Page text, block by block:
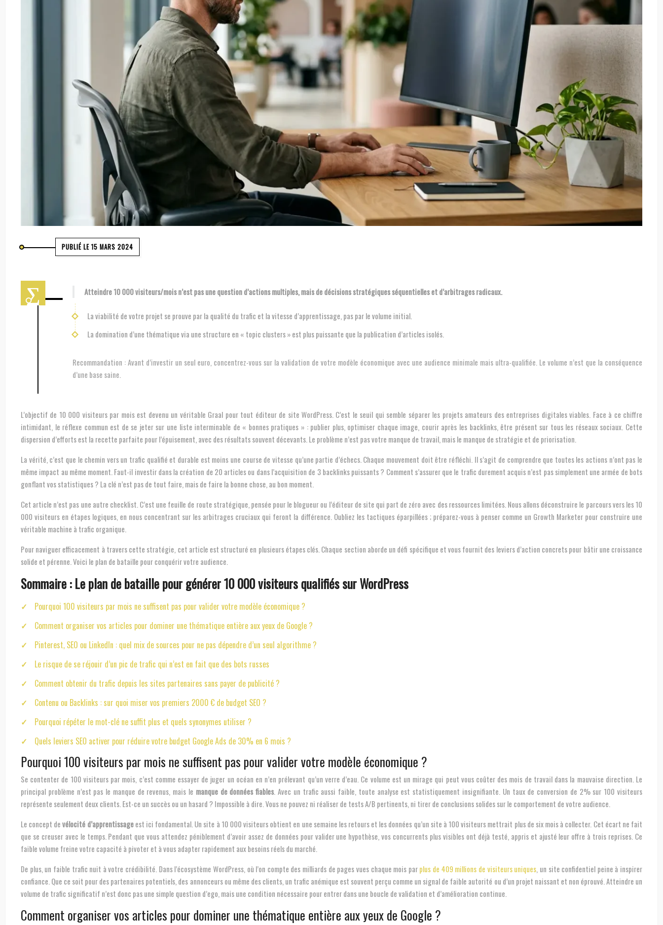
PUBLIÉ LE 15 MARS 2024
Atteindre 10 000 visiteurs/mois n’est pas une question d’actions multiples, mais de décisions stratégiques séquentielles et d’arbitrages radicaux.
La viabilité de votre projet se prouve par la qualité du trafic et la vitesse d’apprentissage, pas par le volume initial.
La domination d’une thématique via une structure en « topic clusters » est plus puissante que la publication d’articles isolés.
Recommandation :Avant d’investir un seul euro, concentrez-vous sur la validation de votre modèle économique avec une audience minimale mais ultra-qualifiée. Le volume n’est que la conséquence
d’une base saine.
L’objectif de 10 000 visiteurs par mois est devenu un véritable Graal pour tout éditeur de site WordPress. C’est le seuil qui semble séparer les projets amateurs des entreprises digitales viables. Face à ce chiffre
intimidant, le réflexe commun est de se jeter sur une liste interminable de « bonnes pratiques » : publier plus, optimiser chaque image, courir après les backlinks, être présent sur tous les réseaux sociaux. Cette
dispersion d’efforts est la recette parfaite pour l’épuisement, avec des résultats souvent décevants. Le problème n’est pas votre manque de travail, mais le manque de stratégie et de priorisation.
La vérité, c’est que le chemin vers un trafic qualifié et durable est moins une course de vitesse qu’une partie d’échecs. Chaque mouvement doit être réfléchi. Il s’agit de comprendre que toutes les actions n’ont pas le
même impact au même moment. Faut-il investir dans la création de 20 articles ou dans l’acquisition de 3 backlinks puissants ? Comment s’assurer que le trafic durement acquis n’est pas simplement une armée de bots
gonflant vos statistiques ? La clé n’est pas de tout faire, mais de faire la bonne chose, au bon moment.
Cet article n’est pas une autre checklist. C’est une feuille de route stratégique, pensée pour le blogueur ou l’éditeur de site qui part de zéro avec des ressources limitées. Nous allons déconstruire le parcours vers les 10
000 visiteurs en étapes logiques, en nous concentrant sur les arbitrages cruciaux qui feront la différence. Oubliez les tactiques éparpillées ; préparez-vous à penser comme un Growth Marketer pour construire une
véritable machine à trafic organique.
Pour naviguer efficacement à travers cette stratégie, cet article est structuré en plusieurs étapes clés. Chaque section aborde un défi spécifique et vous fournit des leviers d’action concrets pour bâtir une croissance
solide et pérenne. Voici le plan de bataille pour conquérir votre audience.
Sommaire : Le plan de bataille pour générer 10 000 visiteurs qualifiés sur WordPress
Pourquoi 100 visiteurs par mois ne suffisent pas pour valider votre modèle économique ?
Comment organiser vos articles pour dominer une thématique entière aux yeux de Google ?
Pinterest, SEO ou LinkedIn : quel mix de sources pour ne pas dépendre d’un seul algorithme ?
Le risque de se réjouir d’un pic de trafic qui n’est en fait que des bots russes
Comment obtenir du trafic depuis les sites partenaires sans payer de publicité ?
Contenu ou Backlinks : sur quoi miser vos premiers 2000 € de budget SEO ?
Pourquoi répéter le mot-clé ne suffit plus et quels synonymes utiliser ?
Quels leviers SEO activer pour réduire votre budget Google Ads de 30% en 6 mois ?
Pourquoi 100 visiteurs par mois ne suffisent pas pour valider votre modèle économique ?
Se contenter de 100 visiteurs par mois, c’est comme essayer de juger un océan en n’en prélevant qu’un verre d’eau. Ce volume est un mirage qui peut vous coûter des mois de travail dans la mauvaise direction. Le
principal problème n’est pas le manque de revenus, mais le manque de données fiables . Avec un trafic aussi faible, toute analyse est statistiquement insignifiante. Un taux de conversion de 2% sur 100 visiteurs
représente seulement deux clients. Est-ce un succès ou un hasard ? Impossible à dire. Vous ne pouvez ni réaliser de tests A/B pertinents, ni tirer de conclusions solides sur le comportement de votre audience.
Le concept devélocité d’apprentissageest ici fondamental. Un site à 10 000 visiteurs obtient en une semaine les retours et les données qu’un site à 100 visiteurs mettrait plus de six mois à collecter. Cet écart ne fait
que se creuser avec le temps. Pendant que vous attendez péniblement d’avoir assez de données pour valider une hypothèse, vos concurrents plus visibles ont déjà testé, appris et ajusté leur offre à trois reprises. Ce
faible volume freine votre capacité à pivoter et à vous adapter rapidement aux besoins réels du marché.
De plus, un faible trafic nuit à votre crédibilité. Dans l’écosystème WordPress, où l’on compte des milliards de pages vues chaque mois parplus de 409 millions de visiteurs uniques , un site confidentiel peine à inspirer
confiance. Que ce soit pour des partenaires potentiels, des annonceurs ou même des clients, un trafic anémique est souvent perçu comme un signal de faible autorité ou d’un projet naissant et non éprouvé. Atteindre un
volume de trafic significatif n’est donc pas une simple question d’ego, mais une condition nécessaire pour entrer dans une boucle de validation et d’amélioration continue.
Comment organiser vos articles pour dominer une thématique entière aux yeux de Google ?